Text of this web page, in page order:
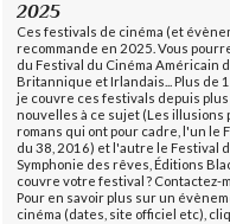
2025
Ces festivals de cinéma (et
recommande en 2025. Vous
du Festival du Cinéma Américain
Britannique et Irlandais... Plus de
je couvre ces festivals depuis
nouvelles à ce sujet (Les illusions
romans qui ont pour cadre, l'un le
du 38, 2016) et l'autre le Festival
Symphonie des rêves, Éditions
couvre votre festival ? Contactez-
Pour en savoir plus sur un
cinéma (dates, site officiel etc),